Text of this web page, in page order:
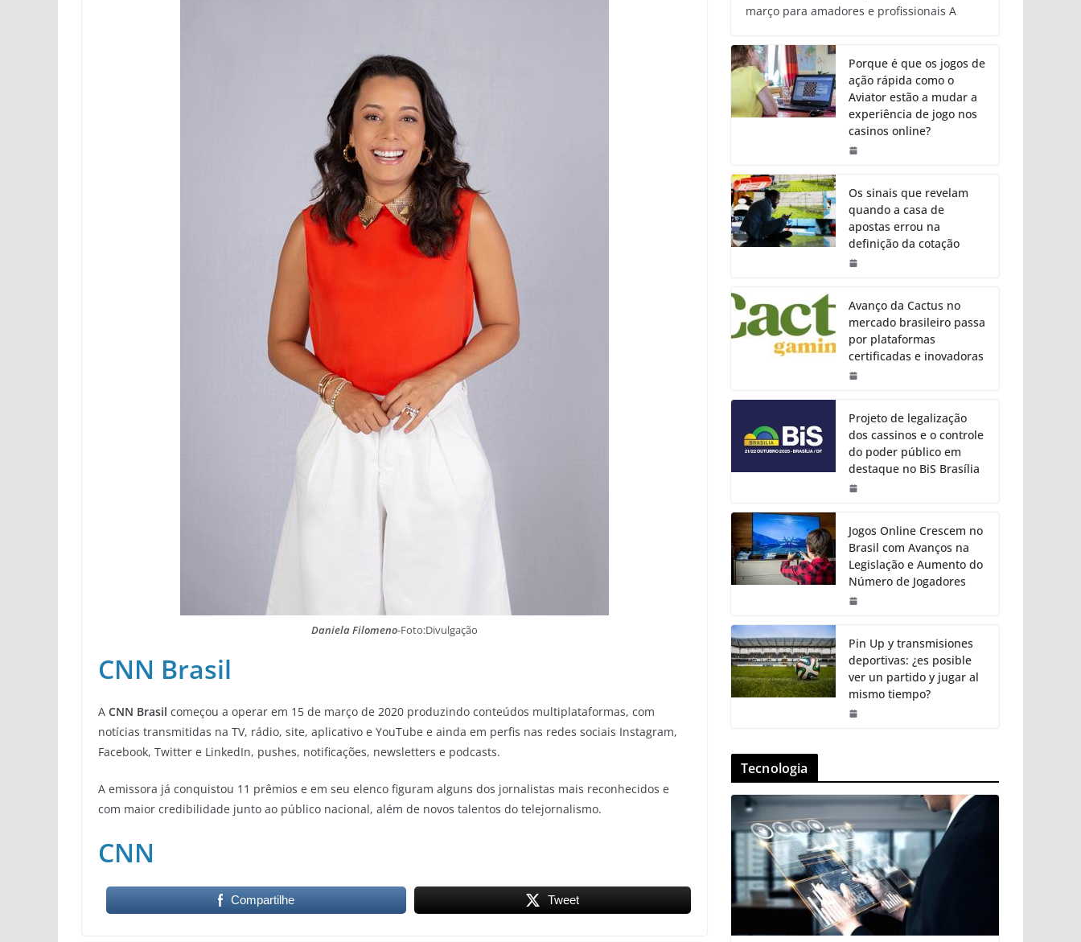
Daniela Filomeno-Foto:Divulgação
CNN Brasil
A CNN Brasil começou a operar em 15 de março de 2020 produzindo conteúdos multiplataformas, com
notícias transmitidas na TV, rádio, site, aplicativo e YouTube e ainda em perfis nas redes sociais Instagram,
Facebook, Twitter e LinkedIn, pushes, notificações, newsletters e podcasts.
A emissora já conquistou 11 prêmios e em seu elenco figuram alguns dos jornalistas mais reconhecidos e
com maior credibilidade junto ao público nacional, além de novos talentos do telejornalismo.
CNN
Compartilhe Tweet
março para amadores e profissionais A
Porque é que os jogos de
ação rápida como o
Aviator estão a mudar a
experiência de jogo nos
casinos online?
Os sinais que revelam
quando a casa de
apostas errou na
definição da cotação
Avanço da Cactus no
mercado brasileiro passa
por plataformas
certificadas e inovadoras
Projeto de legalização
dos cassinos e o controle
do poder público em
destaque no BiS Brasília
Jogos Online Crescem no
Brasil com Avanços na
Legislação e Aumento do
Número de Jogadores
Pin Up y transmisiones
deportivas: ¿es posible
ver un partido y jugar al
mismo tiempo?
Tecnologia